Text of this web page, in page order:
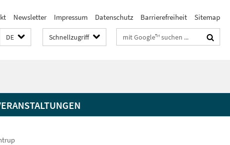
Newsletter Impressum Datenschutz Barrierefreiheit Sitemap
DE Schnellzugriff Suchbegriffe